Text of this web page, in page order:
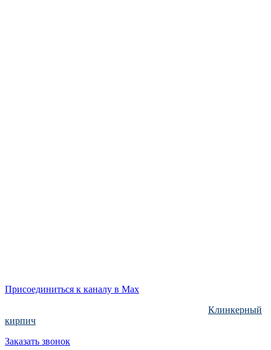
Присоединиться к каналу в Max
Клинкерный
кирпич
Заказать звонок